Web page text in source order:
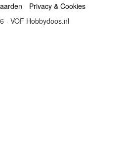
Privacy & Cookies
- VOF Hobbydoos.nl